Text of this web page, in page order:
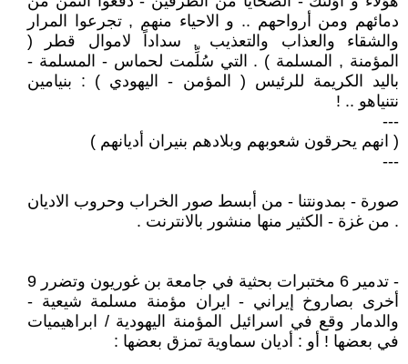
دمائهم ومن أرواحهم .. و الاحياء منهم , تجرعوا المرار
والشقاء والعذاب والتعذيب , سداداً لاموال قطر (
المؤمنة , المسلمة ) . التي سُلِّمت لحماس - المسلمة -
باليد الكريمة للرئيس ( المؤمن - اليهودي ) : بنيامين
نتنياهو .. !
---
( انهم يحرقون شعوبهم وبلادهم بنيران أديانهم )
---
صورة - بمدونتنا - من أبسط صور الخراب وحروب الاديان
. من غزة - الكثير منها منشور بالانترنت .
- تدمير 6 مختبرات بحثية في جامعة بن غوريون وتضرر 9
أخرى بصاروخ إيراني - ايران مؤمنة مسلمة شيعية -
والدمار وقع في اسرائيل المؤمنة اليهودية / ابراهيميات
في بعضها ! أو : أديان سماوية تمزق بعضها :